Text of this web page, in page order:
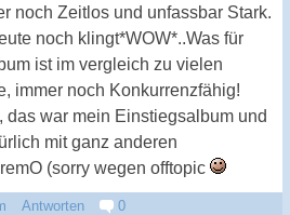
noch Zeitlos und unfassbar Stark.
noch klingt*WOW*..Was für
ist im vergleich zu vielen
immer noch Konkurrenzfähig!
das war mein Einstiegsalbum und
mit ganz anderen
(sorry wegen offtopic
Antworten 0